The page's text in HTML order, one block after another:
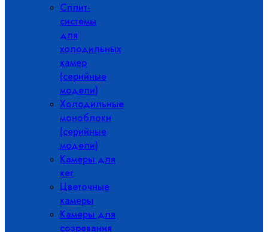
Сплит-
системы
для
холодильных
камер
(серийные
модели)
Холодильные
моноблоки
(серийные
модели)
Камеры для
кег
Цветочные
камеры
Камеры для
созревания